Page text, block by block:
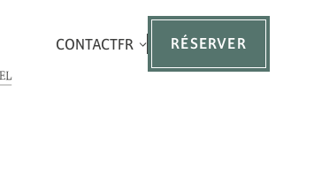
CONTACTFR RÉSERVER